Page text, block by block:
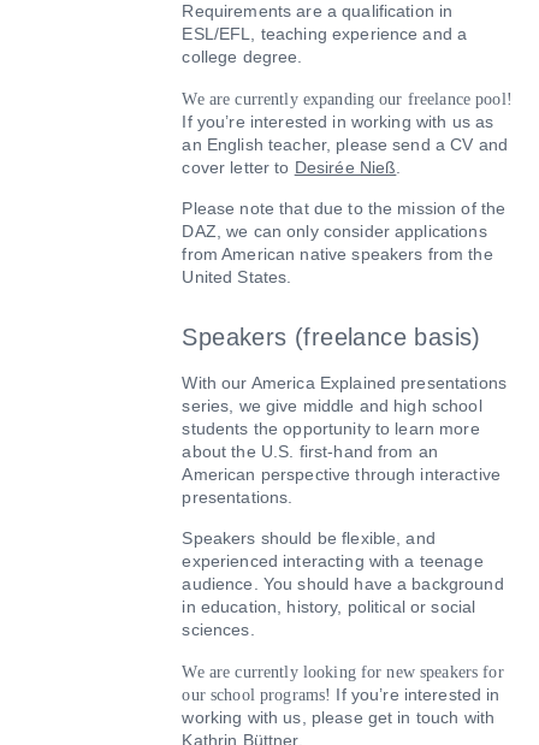
Requirements are a qualification in
ESL/EFL, teaching experience and a
college degree.
We are currently expanding our freelance pool!
If you’re interested in working with us as
an English teacher, please send a CV and
cover letter to Desirée Nieß
Please note that due to the mission of the
DAZ, we can only consider applications
from American native speakers from the
United States.
Speakers (freelance basis)
With our America Explained presentations
series, we give middle and high school
students the opportunity to learn more
about the U.S. first-hand from an
American perspective through interactive
presentations.
Speakers should be flexible, and
experienced interacting with a teenage
audience. You should have a background
in education, history, political or social
sciences.
We are currently looking for new speakers for
our school programs! If you’re interested in
working with us, please get in touch with
Kathrin Büttner.